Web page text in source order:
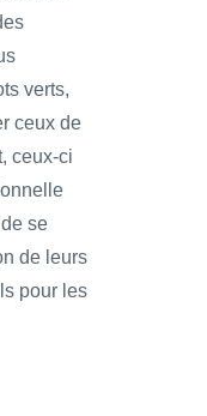
verts,
ceux de
ceux-ci
se
de leurs
pour les